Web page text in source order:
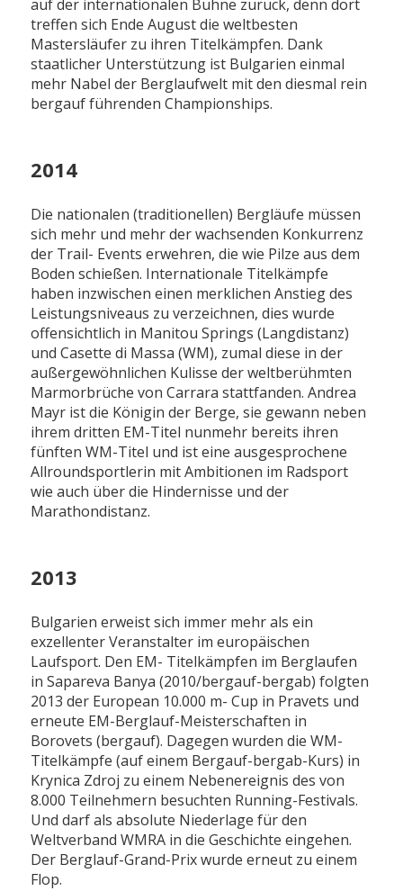
auf der internationalen Bühne zurück, denn dort
treffen sich Ende August die weltbesten
Mastersläufer zu ihren Titelkämpfen. Dank
staatlicher Unterstützung ist Bulgarien einmal
mehr Nabel der Berglaufwelt mit den diesmal rein
bergauf führenden Championships.
2014
Die nationalen (traditionellen) Bergläufe müssen
sich mehr und mehr der wachsenden Konkurrenz
der Trail- Events erwehren, die wie Pilze aus dem
Boden schießen. Internationale Titelkämpfe
haben inzwischen einen merklichen Anstieg des
Leistungsniveaus zu verzeichnen, dies wurde
offensichtlich in Manitou Springs (Langdistanz)
und Casette di Massa (WM), zumal diese in der
außergewöhnlichen Kulisse der weltberühmten
Marmorbrüche von Carrara stattfanden. Andrea
Mayr ist die Königin der Berge, sie gewann neben
ihrem dritten EM-Titel nunmehr bereits ihren
fünften WM-Titel und ist eine ausgesprochene
Allroundsportlerin mit Ambitionen im Radsport
wie auch über die Hindernisse und der
Marathondistanz.
2013
Bulgarien erweist sich immer mehr als ein
exzellenter Veranstalter im europäischen
Laufsport. Den EM- Titelkämpfen im Berglaufen
in Sapareva Banya (2010/bergauf-bergab) folgten
2013 der European 10.000 m- Cup in Pravets und
erneute EM-Berglauf-Meisterschaften in
Borovets (bergauf). Dagegen wurden die WM-
Titelkämpfe (auf einem Bergauf-bergab-Kurs) in
Krynica Zdroj zu einem Nebenereignis des von
8.000 Teilnehmern besuchten Running-Festivals.
Und darf als absolute Niederlage für den
Weltverband WMRA in die Geschichte eingehen.
Der Berglauf-Grand-Prix wurde erneut zu einem
Flop.